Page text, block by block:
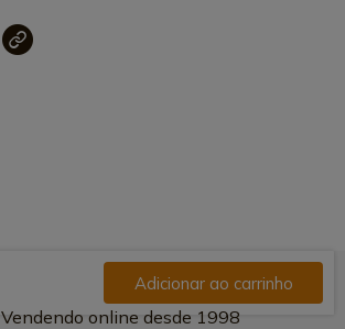
Adicionar ao carrinho
Vendendo online desde 1998